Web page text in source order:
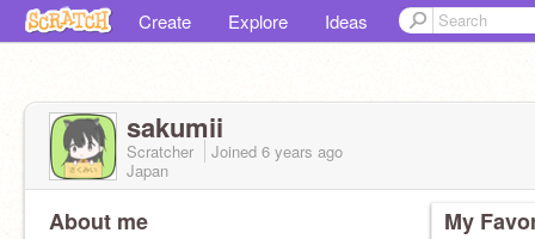
Create Explore Ideas
sakumii
Scratcher Joined 6 years ago
Japan
About me My